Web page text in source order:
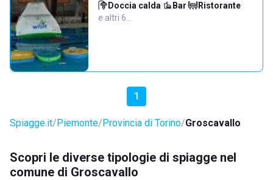
Doccia calda· Bar· Ristorante·
e altri 6…
1
Spiagge.it Piemonte Provincia di Torino Groscavallo
Scopri le diverse tipologie di spiagge nel
comune di Groscavallo